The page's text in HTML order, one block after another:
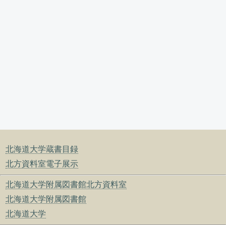
北海道大学蔵書目録
北方資料室電子展示
北海道大学附属図書館北方資料室
北海道大学附属図書館
北海道大学